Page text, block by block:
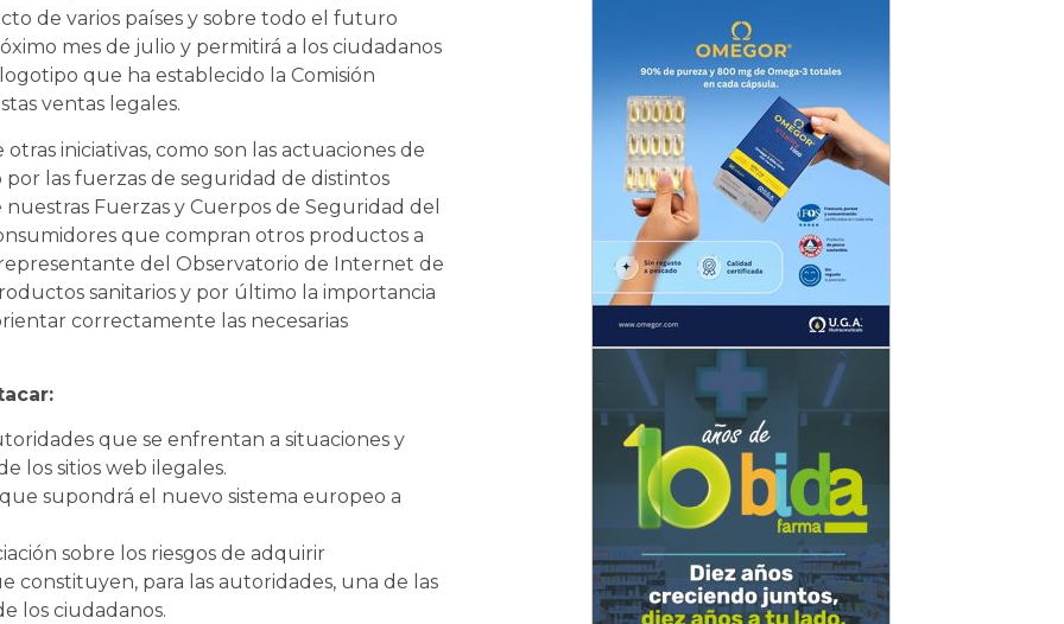
de varios países y sobre todo el futuro
mes de julio y permitirá a los ciudadanos
que ha establecido la Comisión
ventas legales.
iniciativas, como son las actuaciones de
las fuerzas de seguridad de distintos
Fuerzas y Cuerpos de Seguridad del
que compran otros productos a
del Observatorio de Internet de
sanitarios y por último la importancia
correctamente las necesarias
que se enfrentan a situaciones y
los sitios web ilegales.
supondrá el nuevo sistema europeo a
sobre los riesgos de adquirir
constituyen, para las autoridades, una de las
los ciudadanos.